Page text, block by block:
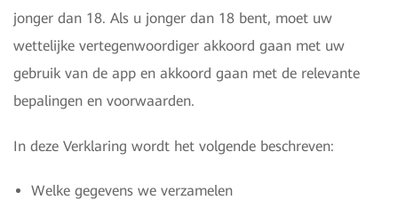
jonger dan 18. Als u jonger dan 18 bent, moet uw
wettelijke vertegenwoordiger akkoord gaan met uw
gebruik van de app en akkoord gaan met de relevante
bepalingen en voorwaarden.
In deze Verklaring wordt het volgende beschreven:
Welke gegevens we verzamelen